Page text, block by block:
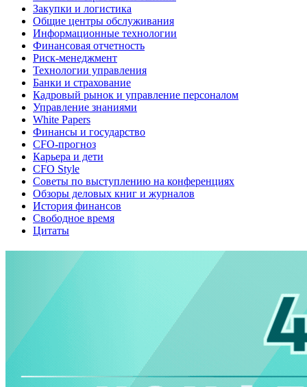
Закупки и логистика
Общие центры обслуживания
Информационные технологии
Финансовая отчетность
Риск-менеджмент
Технологии управления
Банки и страхование
Кадровый рынок и управление персоналом
Управление знаниями
White Papers
Финансы и государство
CFO-прогноз
Карьера и дети
CFO Style
Советы по выступлению на конференциях
Обзоры деловых книг и журналов
История финансов
Свободное время
Цитаты